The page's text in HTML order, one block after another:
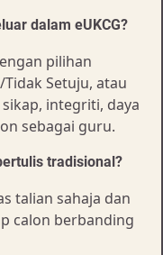
dalam eUKCG?
pilihan
Setuju, atau
integriti, daya
sebagai guru.
tradisional?
talian sahaja dan
calon berbanding